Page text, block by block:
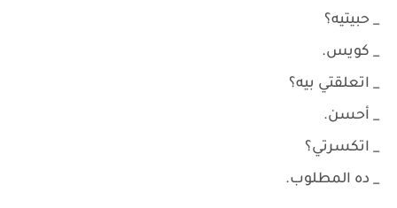
_ حبيتيه؟
_ كويس.
_ اتعلقتي بيه؟
_ أحسن.
_ اتكسرتي؟
_ ده المطلوب.